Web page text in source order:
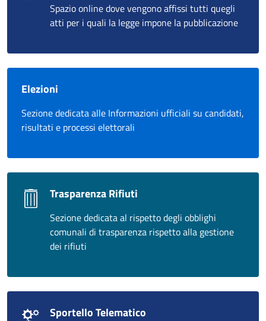
Spazio online dove vengono affissi tutti quegli
atti per i quali la legge impone la pubblicazione
Elezioni
Sezione dedicata alle Informazioni ufficiali su candidati,
risultati e processi elettorali
Trasparenza Rifiuti
Sezione dedicata al rispetto degli obblighi
comunali di trasparenza rispetto alla gestione
dei rifiuti
Sportello Telematico